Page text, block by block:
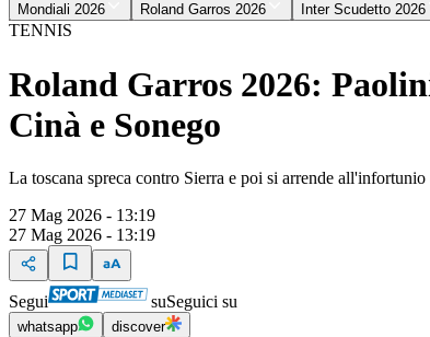
Mondiali 2026 Roland Garros 2026 Inter Scudetto 2026
TENNIS
Roland Garros 2026:
Cinà e Sonego
La toscana spreca contro Sierra e poi si arrende
27 Mag 2026 - 13:19
27 Mag 2026 - 13:19
Segui suSeguici su
whatsapp discover